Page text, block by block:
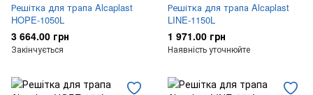
Решітка для трапа Alcaplast
HOPE-1050L
3 664.00 грн
Закінчується
Решітка для трапа Alcaplast
LINE-1150L
1 971.00 грн
Наявність уточнюйте